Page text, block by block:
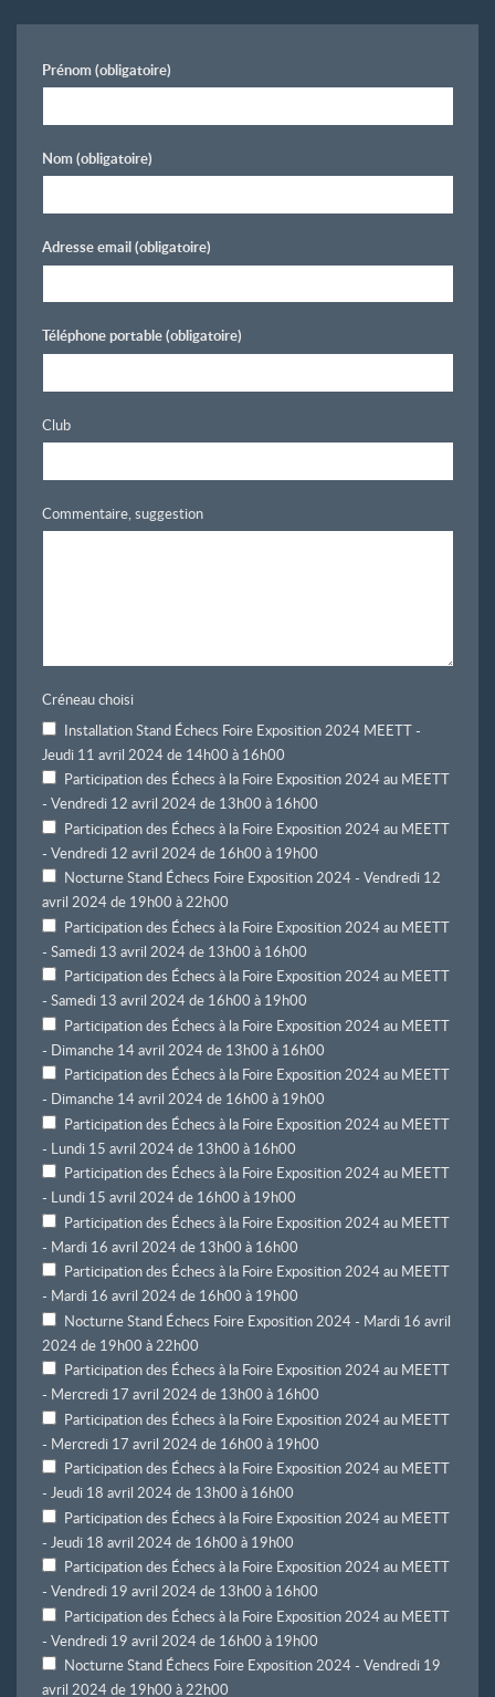
Prénom(obligatoire)
Nom(obligatoire)
Adresse email(obligatoire)
Téléphone portable(obligatoire)
Club
Commentaire, suggestion
Créneau choisi
Installation Stand Échecs Foire Exposition 2024 MEETT -
Jeudi 11 avril 2024 de 14h00 à 16h00
Participation des Échecs à la Foire Exposition 2024 au MEETT
- Vendredi 12 avril 2024 de 13h00 à 16h00
Participation des Échecs à la Foire Exposition 2024 au MEETT
- Vendredi 12 avril 2024 de 16h00 à 19h00
Nocturne Stand Échecs Foire Exposition 2024 - Vendredi 12
avril 2024 de 19h00 à 22h00
Participation des Échecs à la Foire Exposition 2024 au MEETT
- Samedi 13 avril 2024 de 13h00 à 16h00
Participation des Échecs à la Foire Exposition 2024 au MEETT
- Samedi 13 avril 2024 de 16h00 à 19h00
Participation des Échecs à la Foire Exposition 2024 au MEETT
- Dimanche 14 avril 2024 de 13h00 à 16h00
Participation des Échecs à la Foire Exposition 2024 au MEETT
- Dimanche 14 avril 2024 de 16h00 à 19h00
Participation des Échecs à la Foire Exposition 2024 au MEETT
- Lundi 15 avril 2024 de 13h00 à 16h00
Participation des Échecs à la Foire Exposition 2024 au MEETT
- Lundi 15 avril 2024 de 16h00 à 19h00
Participation des Échecs à la Foire Exposition 2024 au MEETT
- Mardi 16 avril 2024 de 13h00 à 16h00
Participation des Échecs à la Foire Exposition 2024 au MEETT
- Mardi 16 avril 2024 de 16h00 à 19h00
Nocturne Stand Échecs Foire Exposition 2024 - Mardi 16 avril
2024 de 19h00 à 22h00
Participation des Échecs à la Foire Exposition 2024 au MEETT
- Mercredi 17 avril 2024 de 13h00 à 16h00
Participation des Échecs à la Foire Exposition 2024 au MEETT
- Mercredi 17 avril 2024 de 16h00 à 19h00
Participation des Échecs à la Foire Exposition 2024 au MEETT
- Jeudi 18 avril 2024 de 13h00 à 16h00
Participation des Échecs à la Foire Exposition 2024 au MEETT
- Jeudi 18 avril 2024 de 16h00 à 19h00
Participation des Échecs à la Foire Exposition 2024 au MEETT
- Vendredi 19 avril 2024 de 13h00 à 16h00
Participation des Échecs à la Foire Exposition 2024 au MEETT
- Vendredi 19 avril 2024 de 16h00 à 19h00
Nocturne Stand Échecs Foire Exposition 2024 - Vendredi 19
avril 2024 de 19h00 à 22h00